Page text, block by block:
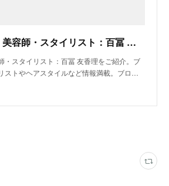
ブロック(bloc)｜美容師・スタイリスト：百冨 友香理｜ホットペッパービューティー
・スタイリスト：百冨 友香理をご紹介。ブ
ストやヘアスタイルなど情報満載。ブロ…